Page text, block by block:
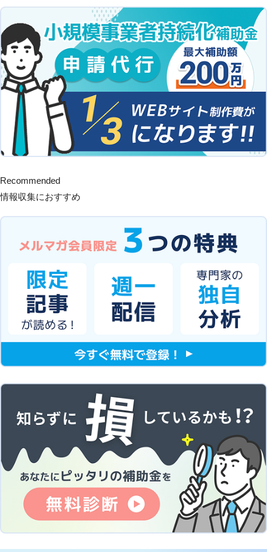
Recommended
情報収集におすすめ